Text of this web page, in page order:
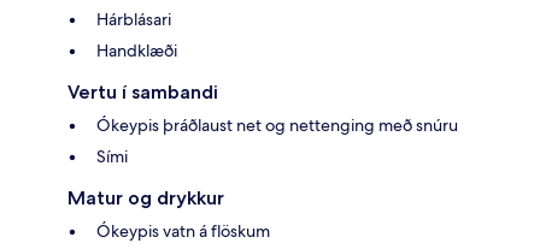
Hárblásari
Handklæði
Vertu í sambandi
Ókeypis þráðlaust net og nettenging með snúru
Sími
Matur og drykkur
Ókeypis vatn á flöskum